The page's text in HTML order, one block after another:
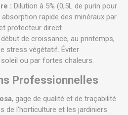
: Dilution à 5% (0,5L de purin pour
rapide des minéraux par
protecteur direct.
début de croissance, au printemps,
stress végétatif. Éviter
ou par fortes chaleurs.
Professionnelles
, gage de qualité et de traçabilité
de l'horticulture et les jardiniers